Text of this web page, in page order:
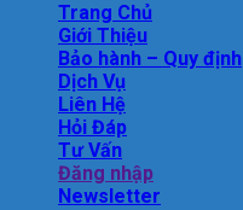
Trang Chủ
Giới Thiệu
Bảo hành – Quy định
Dịch Vụ
Liên Hệ
Hỏi Đáp
Tư Vấn
Đăng nhập
Newsletter